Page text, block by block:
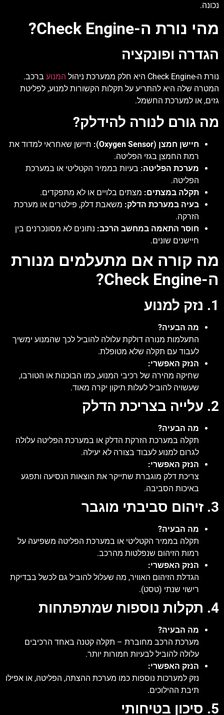
נכונה.
מהי נורת ה-Check Engine?
הגדרה ופונקציה
נורת ה-Check Engine היא חלק ממערכת ניהול המנוע ברכב.
המטרה שלה היא להתריע על תקלות הקשורות למנוע, לפליטת
גזים, או למערכת החשמל.
מה גורם לנורה להידלק?
חיישן חמצן (Oxygen Sensor):
חיישן שאחראי למדוד את
רמת החמצן בגזי הפליטה.
מערכת הפליטה: בעיות בממיר הקטליטי או במערכת
הפליטה.
תקלה במצתים: מצתים בלויים או לא מתפקדים.
בעיה במערכת הדלק: משאבת דלק, פילטרים או מערכת
הזרקה.
חוסר התאמה במחשב הרכב: נתונים לא מסונכרנים בין
חיישנים שונים.
מה קורה אם מתעלמים מנורת
ה-Check Engine?
1. נזק למנוע
מה הבעיה?
התעלמות מנורה דולקת עלולה להוביל לכך שהמנוע ימשיך
לעבוד עם תקלה שלא מטופלת.
הנזק האפשרי:
שחיקה מהירה של רכיבי המנוע, כמו הבוכנות או הטורבו,
שעשויה להוביל לעלות תיקון יקרה מאוד.
2. עלייה בצריכת הדלק
מה הבעיה?
תקלה במערכת הזרקת הדלק או במערכת הפליטה עלולה
לגרום למנוע לעבוד בצורה לא יעילה.
הנזק האפשרי:
צריכת דלק מוגברת שתייקר את הוצאות הנסיעה ותפגע
באיכות הסביבה.
3. זיהום סביבתי מוגבר
מה הבעיה?
תקלה בממיר הקטליטי או במערכת הפליטה משפיעה על
רמות הזיהום שנפלטות מהרכב.
הנזק האפשרי:
הגדלת הזיהום האוויר, מה שעלול להוביל גם לכשל בבדיקת
רישוי שנתי (טסט).
4. תקלות נוספות שמתפתחות
מה הבעיה?
מערכת הרכב מחוברת – תקלה קטנה באחד הרכיבים
עלולה להוביל לבעיות חמורות יותר.
הנזק האפשרי:
נזק למערכות נוספות כמו מערכת ההצתה, הפליטה, או אפילו
תיבת ההילוכים.
5. סיכון בטיחותי